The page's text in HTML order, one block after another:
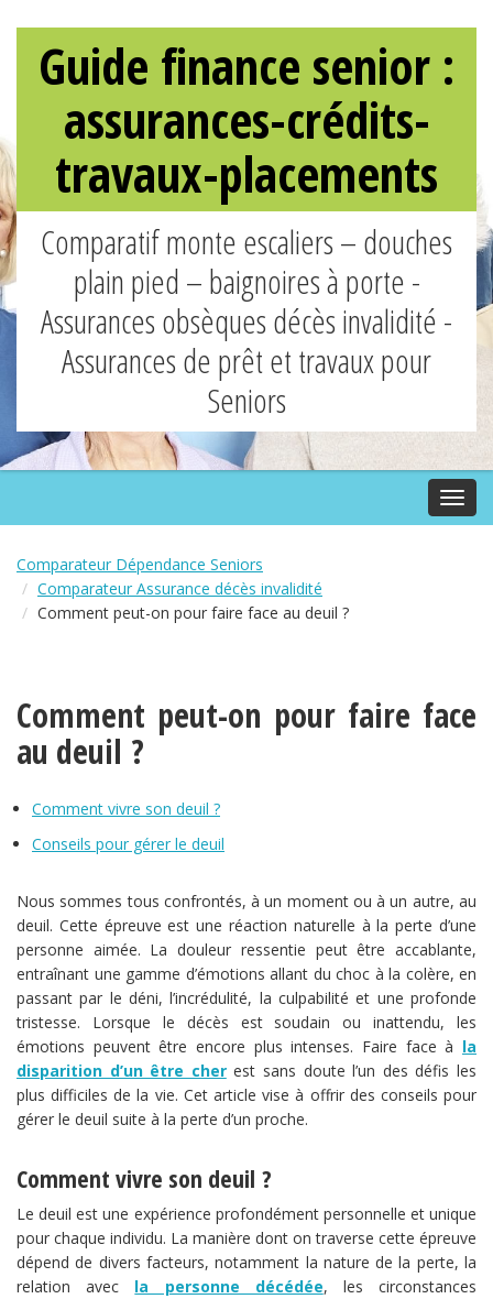
Guide finance senior :
assurances-crédits-
travaux-placements
Comparatif monte escaliers – douches
plain pied – baignoires à porte -
Assurances obsèques décès invalidité -
Assurances de prêt et travaux pour
Seniors
Comparateur Dépendance Seniors
Comparateur Assurance décès invalidité
Comment peut-on pour faire face au deuil ?
Comment peut-on pour faire face
au deuil ?
Comment vivre son deuil ?
Conseils pour gérer le deuil
Nous sommes tous confrontés, à un moment ou à un autre, au
deuil. Cette épreuve est une réaction naturelle à la perte d’une
personne aimée. La douleur ressentie peut être accablante,
entraînant une gamme d’émotions allant du choc à la colère, en
passant par le déni, l’incrédulité, la culpabilité et une profonde
tristesse. Lorsque le décès est soudain ou inattendu, les
émotions peuvent être encore plus intenses. Faire face à la
disparition d’un être cherest sans doute l’un des défis les
plus difficiles de la vie. Cet article vise à offrir des conseils pour
gérer le deuil suite à la perte d’un proche.
Comment vivre son deuil ?
Le deuil est une expérience profondément personnelle et unique
pour chaque individu. La manière dont on traverse cette épreuve
dépend de divers facteurs, notamment la nature de la perte, la
relation avec la personne décédée, les circonstances